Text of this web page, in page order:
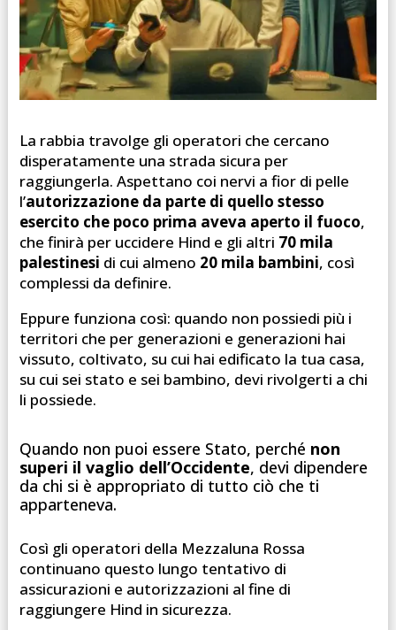
La rabbia travolge gli operatori che cercano
disperatamente una strada sicura per
raggiungerla. Aspettano coi nervi a fior di pelle
l’autorizzazione da parte di quello stesso
esercito che poco prima aveva aperto il fuoco,
che finirà per uccidere Hind e gli altri 70 mila
palestinesi di cui almeno 20 mila bambini, così
complessi da definire.
Eppure funziona così: quando non possiedi più i
territori che per generazioni e generazioni hai
vissuto, coltivato, su cui hai edificato la tua casa,
su cui sei stato e sei bambino, devi rivolgerti a chi
li possiede.
Quando non puoi essere Stato, perché non
superi il vaglio dell’Occidente, devi dipendere
da chi si è appropriato di tutto ciò che ti
apparteneva.
Così gli operatori della Mezzaluna Rossa
continuano questo lungo tentativo di
assicurazioni e autorizzazioni al fine di
raggiungere Hind in sicurezza.